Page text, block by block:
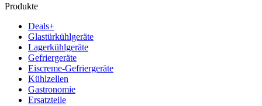
Produkte
Deals+
Glastürkühlgeräte
Lagerkühlgeräte
Gefriergeräte
Eiscreme-Gefriergeräte
Kühlzellen
Gastronomie
Ersatzteile